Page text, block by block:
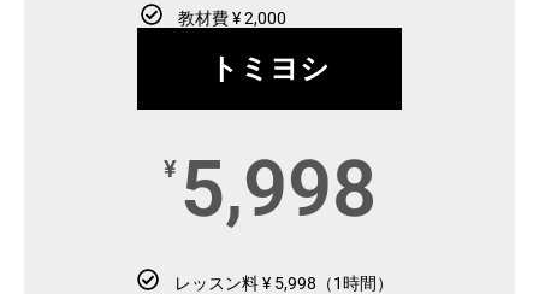
教材費 ¥ 2,000
トミヨシ
¥ 5,998
レッスン料 ¥ 5,998（1時間）